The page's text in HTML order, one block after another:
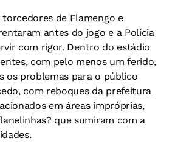
torcedores de Flamengo e
antes do jogo e a Polícia
com rigor. Dentro do estádio
com pelo menos um ferido,
os problemas para o público
com reboques da prefeitura
em áreas impróprias,
que sumiram com a